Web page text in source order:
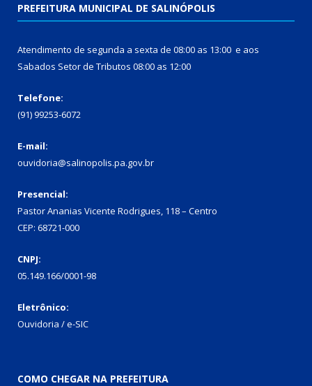
PREFEITURA MUNICIPAL DE SALINÓPOLIS
Atendimento de segunda a sexta de 08:00 as 13:00 e aos
Sabados Setor de Tributos 08:00 as 12:00
Telefone:
(91) 99253-6072
E-mail:
ouvidoria@salinopolis.pa.gov.br
Presencial:
Pastor Ananias Vicente Rodrigues, 118 – Centro
CEP: 68721-000
CNPJ:
05.149.166/0001-98
Eletrônico:
Ouvidoria / e-SIC
COMO CHEGAR NA PREFEITURA